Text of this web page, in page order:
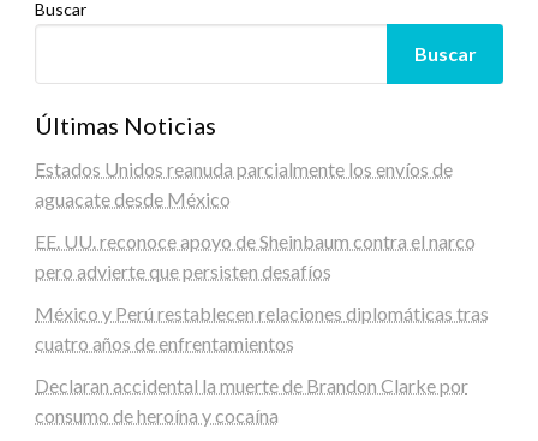
Buscar
Buscar
Últimas Noticias
Estados Unidos reanuda parcialmente los envíos de
aguacate desde México
EE. UU. reconoce apoyo de Sheinbaum contra el narco
pero advierte que persisten desafíos
México y Perú restablecen relaciones diplomáticas tras
cuatro años de enfrentamientos
Declaran accidental la muerte de Brandon Clarke por
consumo de heroína y cocaína